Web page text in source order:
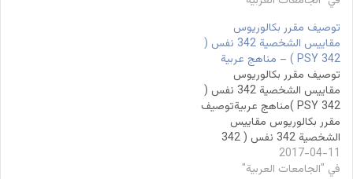
توصيف مقرر بكالوريوس
مقاييس الشخصية 342 نفس (
342 PSY ) – مناهج عربية
توصيف مقرر بكالوريوس
مقاييس الشخصية 342 نفس (
342 PSY )مناهج عربيةتوصيف
مقرر بكالوريوس مقاييس
الشخصية 342 نفس ( 342
PSY )توصيف مقرر بكالوريوس
2017-04-11
في "الجامعات العربية"